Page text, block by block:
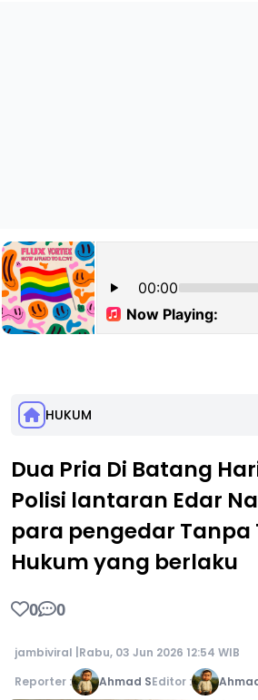
HUKUM
Dua Pria Di Batang
Polisi lantaran Edar
para pengedar Tanpa
Hukum yang berlaku
0 0
jambiviral | Rabu, 03 Jun 2026 12:54 WIB
Reporter :
Ahmad SEditor :